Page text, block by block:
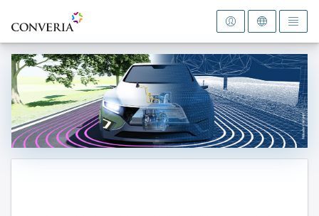
Zur Startseite